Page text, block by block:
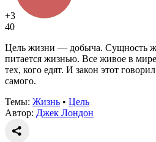
+3
40
Цель жизни — добыча. Сущность
питается жизнью. Все живое в мире
тех, кого едят. И закон этот
самого.
Темы: Жизнь • Цель
Автор: Джек Лондон